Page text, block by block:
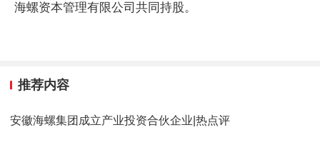
海螺资本管理有限公司共同持股。
推荐内容
安徽海螺集团成立产业投资合伙企业|热点评